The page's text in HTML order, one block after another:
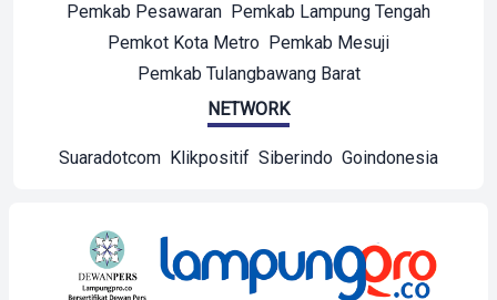
Pemkab Pesawaran Pemkab Lampung Tengah
Pemkot Kota Metro Pemkab Mesuji
Pemkab Tulangbawang Barat
NETWORK
Suaradotcom Klikpositif Siberindo Goindonesia